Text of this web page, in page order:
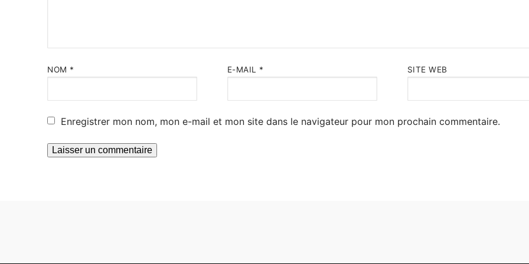
NOM * E-MAIL * SITE WEB
Enregistrer mon nom, mon e-mail et mon site dans le navigateur pour mon prochain commentaire.